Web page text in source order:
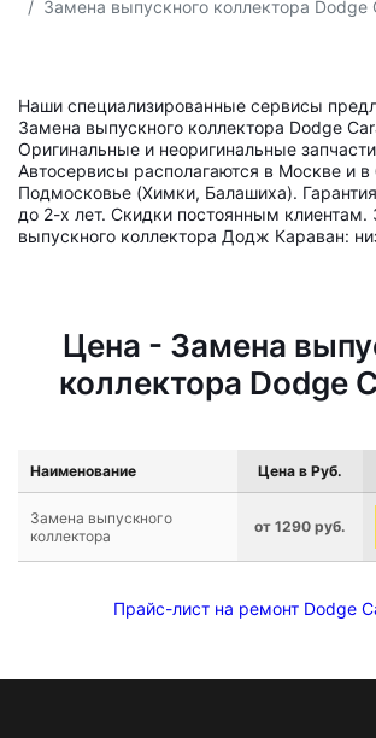
Замена выпускного коллектора Dodge
Наши специализированные сервисы
Замена выпускного коллектора Dodge
Оригинальные и неоригинальные
Автосервисы располагаются в Москве и
Подмосковье (Химки, Балашиха).
до 2-х лет. Скидки постоянным клиентам.
выпускного коллектора Додж Караван:
Цена - Замена
коллектора Dodge
Наименование Цена в Руб.
Замена выпускного
коллектора
от 1290 руб.
Прайс-лист на ремонт Dodge